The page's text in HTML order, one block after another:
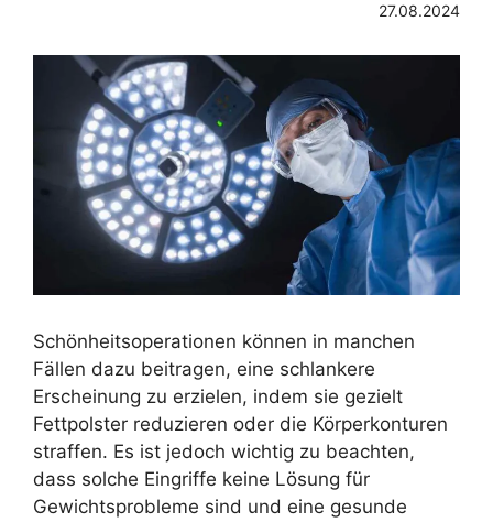
27.08.2024
Schönheitsoperationen können in manchen
Fällen dazu beitragen, eine schlankere
Erscheinung zu erzielen, indem sie gezielt
Fettpolster reduzieren oder die Körperkonturen
straffen. Es ist jedoch wichtig zu beachten,
dass solche Eingriffe keine Lösung für
Gewichtsprobleme sind und eine gesunde